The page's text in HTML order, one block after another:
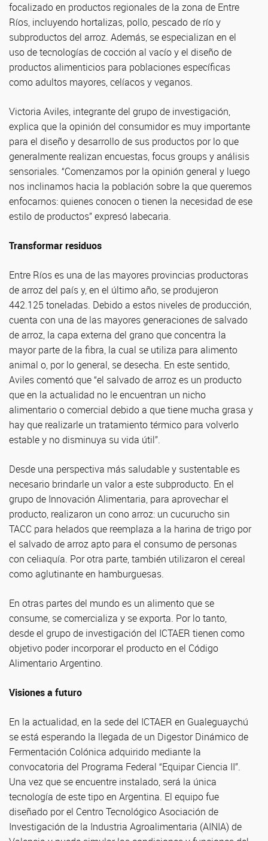
focalizado en productos regionales de la zona de Entre
Ríos, incluyendo hortalizas, pollo, pescado de río y
subproductos del arroz. Además, se especializan en el
uso de tecnologías de cocción al vacío y el diseño de
productos alimenticios para poblaciones específicas
como adultos mayores, celíacos y veganos.
Victoria Aviles, integrante del grupo de investigación,
explica que la opinión del consumidor es muy importante
para el diseño y desarrollo de sus productos por lo que
generalmente realizan encuestas, focus groups y análisis
sensoriales. “Comenzamos por la opinión general y luego
nos inclinamos hacia la población sobre la que queremos
enfocarnos: quienes conocen o tienen la necesidad de ese
estilo de productos” expresó labecaria.
Transformar residuos
Entre Ríos es una de las mayores provincias productoras
de arroz del país y, en el último año, se produjeron
442.125 toneladas. Debido a estos niveles de producción,
cuenta con una de las mayores generaciones de salvado
de arroz, la capa externa del grano que concentra la
mayor parte de la fibra, la cual se utiliza para alimento
animal o, por lo general, se desecha. En este sentido,
Aviles comentó que “el salvado de arroz es un producto
que en la actualidad no le encuentran un nicho
alimentario o comercial debido a que tiene mucha grasa y
hay que realizarle un tratamiento térmico para volverlo
estable y no disminuya su vida útil”.
Desde una perspectiva más saludable y sustentable es
necesario brindarle un valor a este subproducto. En el
grupo de Innovación Alimentaria, para aprovechar el
producto, realizaron un cono arroz: un cucurucho sin
TACC para helados que reemplaza a la harina de trigo por
el salvado de arroz apto para el consumo de personas
con celiaquía. Por otra parte, también utilizaron el cereal
como aglutinante en hamburguesas.
En otras partes del mundo es un alimento que se
consume, se comercializa y se exporta. Por lo tanto,
desde el grupo de investigación del ICTAER tienen como
objetivo poder incorporar el producto en el Código
Alimentario Argentino.
Visiones a futuro
En la actualidad, en la sede del ICTAER en Gualeguaychú
se está esperando la llegada de un Digestor Dinámico de
Fermentación Colónica adquirido mediante la
convocatoria del Programa Federal “Equipar Ciencia II”.
Una vez que se encuentre instalado, será la única
tecnología de este tipo en Argentina. El equipo fue
diseñado por el Centro Tecnológico Asociación de
Investigación de la Industria Agroalimentaria (AINIA) de